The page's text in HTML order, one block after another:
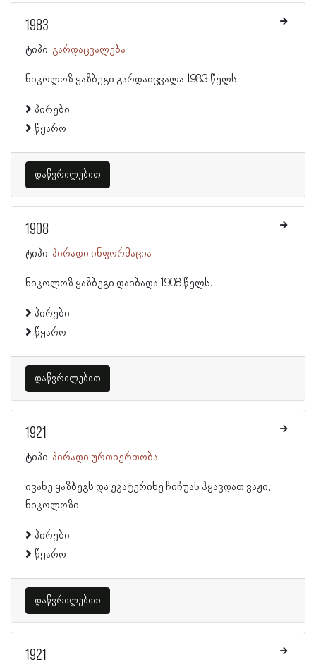
1983
ტიპი: გარდაცვალება
ნიკოლოზ ყაზბეგი გარდაიცვალა 1983 წელს.
პირები
წყარო
დაწვრილებით
1908
ტიპი: პირადი ინფორმაცია
ნიკოლოზ ყაზბეგი დაიბადა 1908 წელს.
პირები
წყარო
დაწვრილებით
1921
ტიპი: პირადი ურთიერთობა
ივანე ყაზბეგს და ეკატერინე ჩიჩუას ჰყავდათ ვაჟი,
ნიკოლოზი.
პირები
წყარო
დაწვრილებით
1921